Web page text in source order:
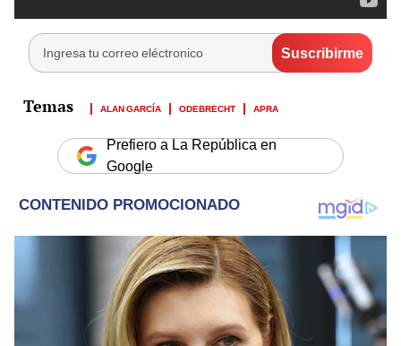
ALAN GARCÍA ODEBRECHT APRA
Prefiero a La República en
Google